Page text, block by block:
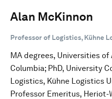
Alan McKinnon
Professor of Logistics, Kühne
MA degrees, Universities
Columbia; PhD, University
Logistics, Kühne Logistics
Professor Emeritus, Heriot-